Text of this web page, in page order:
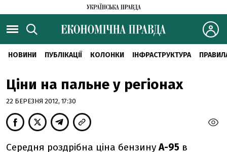
НОВИНИ ПУБЛІКАЦІЇ КОЛОНКИ ІНФРАСТРУКТУРА
Ціни на пальне у регіонах
22 БЕРЕЗНЯ 2012, 17:30
Середня роздрібна ціна бензинуА-95 в